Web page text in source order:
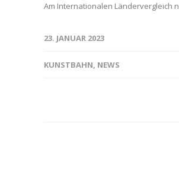
Am Internationalen Ländervergleich
23. JANUAR 2023
KUNSTBAHN, NEWS